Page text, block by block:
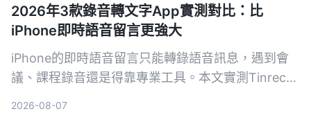
2026年3款錄音轉文字App實測對比：比
iPhone即時語音留言更強大
iPhone的即時語音留言只能轉錄語音訊息，遇到會
議、課程錄音還是得靠專業工具。本文實測Tinrec、
2026-08-07